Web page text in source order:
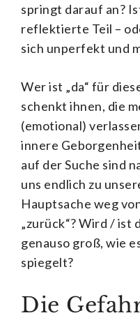
springt darauf an?
reflektierte Teil –
sich unperfekt und
Wer ist „da“ für
schenkt ihnen, die
(emotional)
innere
auf der Suche sind
uns endlich zu
Hauptsache weg
„zurück“? Wird / ist
genauso groß, wie
spiegelt?
Die